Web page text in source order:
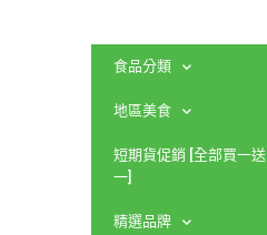
食品分類
地區美食
短期貨促銷 [全部買一送
一]
精選品牌